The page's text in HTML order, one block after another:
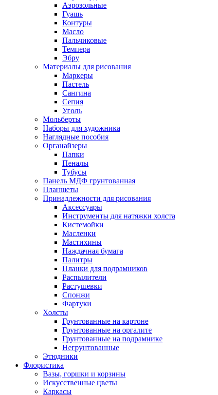
Аэрозольные
Гуашь
Контуры
Масло
Пальчиковые
Темпера
Эбру
Материалы для рисования
Маркеры
Пастель
Сангина
Сепия
Уголь
Мольберты
Наборы для художника
Наглядные пособия
Органайзеры
Папки
Пеналы
Тубусы
Панель МДФ грунтованная
Планшеты
Принадлежности для рисования
Аксессуары
Инструменты для натяжки холста
Кистемойки
Масленки
Мастихины
Наждачная бумага
Палитры
Планки для подрамников
Распылители
Растушевки
Спонжи
Фартуки
Холсты
Грунтованные на картоне
Грунтованные на оргалите
Грунтованные на подрамнике
Негрунтованные
Этюдники
Флористика
Вазы, горшки и корзины
Искусственные цветы
Каркасы